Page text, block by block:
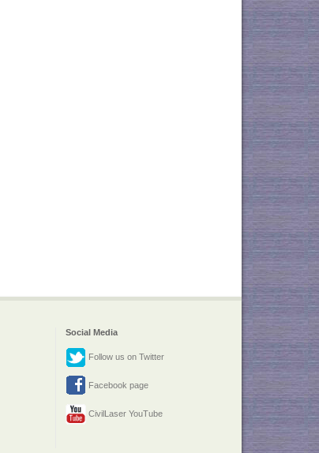
Social Media
Follow us on Twitter
Facebook page
CivilLaser YouTube